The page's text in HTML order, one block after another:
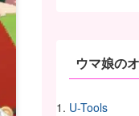
ウマ娘の
U-Tools